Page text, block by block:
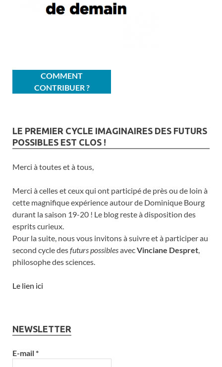
COMMENT
CONTRIBUER ?
LE PREMIER CYCLE IMAGINAIRES DES FUTURS
POSSIBLES EST CLOS !
Merci à toutes et à tous,
Merci à celles et ceux qui ont participé de près ou de loin à
cette magnifique expérience autour de Dominique Bourg
durant la saison 19-20 ! Le blog reste à disposition des
esprits curieux.
Pour la suite, nous vous invitons à suivre et à participer au
second cycle desfuturs possiblesavecVinciane Despret,
philosophe des sciences.
Le lien ici
NEWSLETTER
E-mail*